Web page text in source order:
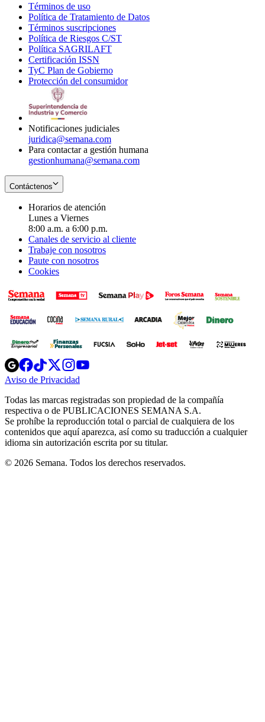
Términos de uso
in
new
window
Política de Tratamiento de Datos
Términos suscripciones
in
Política de Riesgos C/ST
Política SAGRILAFT
new
window
Certificación ISSN
in
new
TyC Plan de Gobierno
in
Protección del consumidorOpens
Notificaciones judiciales
juridica@semana.com
Para contactar a gestión humana
gestionhumana@semana.com
Contáctenos
Horarios de atención
Lunes a Viernes
8:00 a.m. a 6:00 p.m.
Canales de servicio al cliente
Trabaje con nosotros
Paute con nosotros
Cookies
Opens
in
new
Opens
in
new
Opens
in
new
window
Opens
new
windowwindow
Aviso de Privacidad
new
window
Todas las marcas registradas son propiedad de la compañía
respectiva o de PUBLICACIONES SEMANA S.A.
Se prohíbe la reproducción total o parcial de cualquiera de los
contenidos que aquí aparezca, así como su traducción a cualquier
idioma sin autorización escrita por su titular.
© 2026 Semana. Todos los derechos reservados.